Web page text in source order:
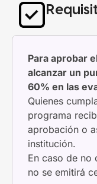
Para aprobar
alcanzar un
60% en las
Quienes
programa
aprobación o
institución.
En caso de no
no se emitirá